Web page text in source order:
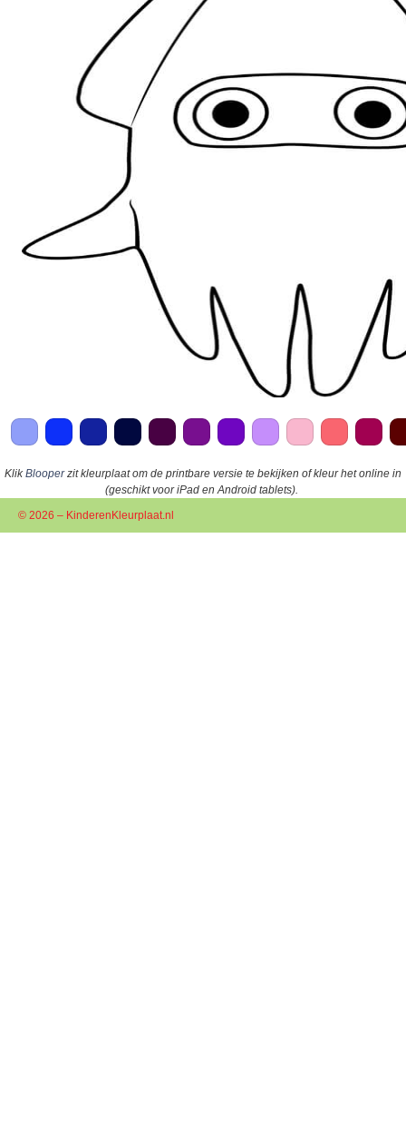
KlikBlooperzit kleurplaat om de printbare versie te bekijken of kleur het online in
(geschikt voor iPad en Android tablets).
© 2026 – KinderenKleurplaat.nl